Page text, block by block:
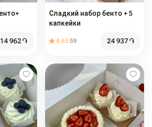
14 962֏
Сладкий набор бенто + 5
капкейки
4.6559 24 937֏